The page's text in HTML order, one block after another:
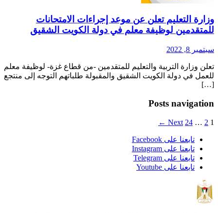
التعليم تعلن عن موعد إجراءات الامتحانات
لوظيفة معلم في دولة الكويت الشقيق
8, 2022
وزارة التربية والتعليم للمتقدمين -من قطاع غزة- لوظيفة معلم
في دولة الكويت الشقيق والمقبولة طلباتهم التوجه إلى منتجع
Posts
2
…
24
Next ←
تابعنا على Facebook
تابعنا على Instagram
تابعنا على Telegram
تابعنا على Youtube